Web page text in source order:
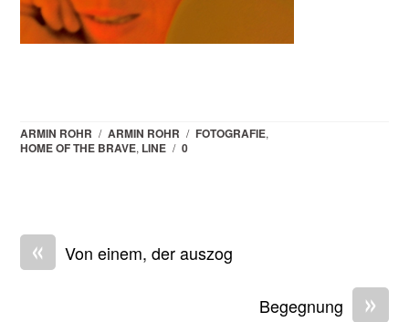
ARMIN ROHR / ARMIN ROHR / FOTOGRAFIE,
HOME OF THE BRAVE, LINE / 0
« Von einem, der auszog
»
Begegnung